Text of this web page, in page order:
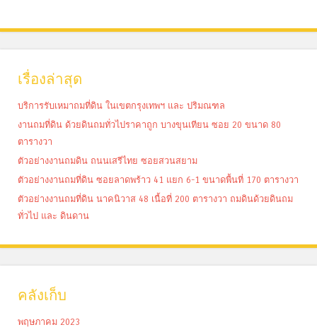
เรื่องล่าสุด
บริการรับเหมาถมที่ดิน ในเขตกรุงเทพฯ และ ปริมณฑล
งานถมที่ดิน ด้วยดินถมทั่วไปราคาถูก บางขุนเทียน ซอย 20 ขนาด 80
ตารางวา
ตัวอย่างงานถมดิน ถนนเสรีไทย ซอยสวนสยาม
ตัวอย่างงานถมที่ดิน ซอยลาดพร้าว 41 แยก 6-1 ขนาดพื้นที่ 170 ตารางวา
ตัวอย่างงานถมที่ดิน นาคนิวาส 48 เนื้อที่ 200 ตารางวา ถมดินด้วยดินถม
ทั่วไป และ ดินดาน
คลังเก็บ
พฤษภาคม 2023